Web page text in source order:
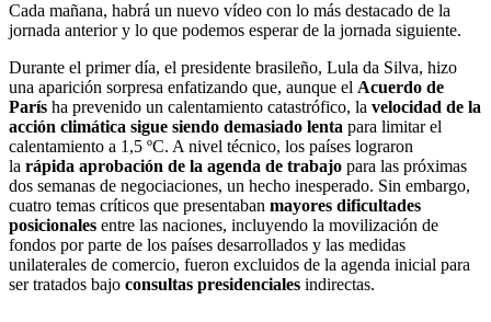
Cada mañana, habrá un nuevo vídeo con lo más destacado de la
jornada anterior y lo que podemos esperar de la jornada siguiente.
Durante el primer día, el presidente brasileño, Lula da Silva, hizo
una aparición sorpresa enfatizando que, aunque el Acuerdo de
París ha prevenido un calentamiento catastrófico, la velocidad de la
acción climática sigue siendo demasiado lenta para limitar el
calentamiento a 1,5 ºC. A nivel técnico, los países lograron
la rápida aprobación de la agenda de trabajo para las próximas
dos semanas de negociaciones, un hecho inesperado. Sin embargo,
cuatro temas críticos que presentaban mayores dificultades
posicionales entre las naciones, incluyendo la movilización de
fondos por parte de los países desarrollados y las medidas
unilaterales de comercio, fueron excluidos de la agenda inicial para
ser tratados bajo consultas presidenciales indirectas.